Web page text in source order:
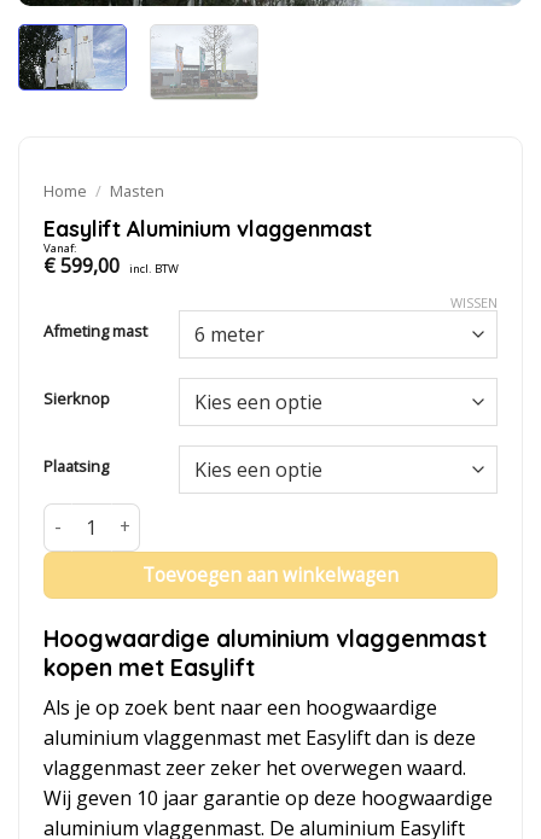
Home / Masten
Easylift Aluminium vlaggenmast
Vanaf:
€599,00 incl. BTW
Afmeting mast
Sierknop
Plaatsing
WISSEN
Easylift Aluminium vlaggenmast aantal
Toevoegen aan winkelwagen
Hoogwaardige aluminium vlaggenmast
kopen met Easylift
Als je op zoek bent naar een hoogwaardige
aluminium vlaggenmast met Easylift dan is deze
vlaggenmast zeer zeker het overwegen waard.
Wij geven 10 jaar garantie op deze hoogwaardige
aluminium vlaggenmast. De aluminium Easylift